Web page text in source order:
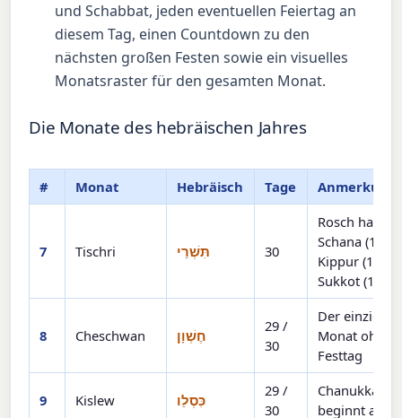
und Schabbat, jeden eventuellen Feiertag an
diesem Tag, einen Countdown zu den
nächsten großen Festen sowie ein visuelles
Monatsraster für den gesamten Monat.
Die Monate des hebräischen Jahres
# Monat Hebräisch Tage
7 Tischri תִּשְׁרֵי 30
Rosch ha-
Schana (1),
Kippur (10),
Sukkot (15)
8 Cheschwan חֶשְׁוָן
29 /
30
Der einzige
Monat ohne
Festtag
9 Kislew כִּסְלֵו
29 /
30
Chanukka
beginnt am